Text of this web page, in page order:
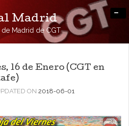
Madrid
Madrid de CGT
-
16 de Enero (CGT en
ON 2018-06-01